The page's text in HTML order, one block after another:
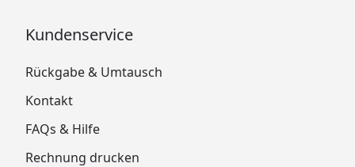
Kundenservice
Rückgabe & Umtausch
Kontakt
FAQs & Hilfe
Rechnung drucken